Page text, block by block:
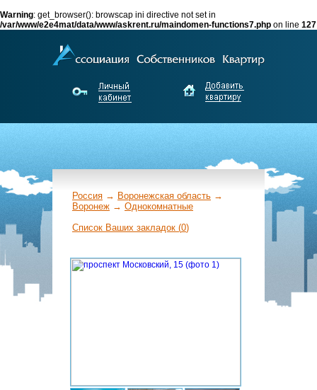
Warning: get_browser(): browscap ini directive not set in
/var/www/e2e4mat/data/www/askrent.ru/maindomen-functions7.php on line 127
Россия → Воронежская область →
Воронеж → Однокомнатные
←
Список Ваших закладок (0)